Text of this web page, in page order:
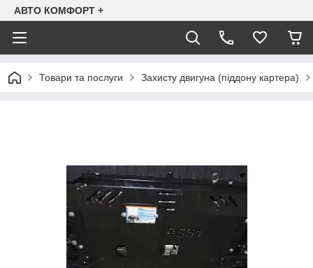
АВТО КОМФОРТ +
Товари та послуги Захисту двигуна (піддону картера)